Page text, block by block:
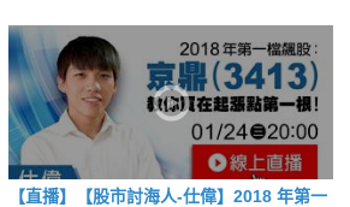
【直播】【股市討海人-仕偉】2018 年第一